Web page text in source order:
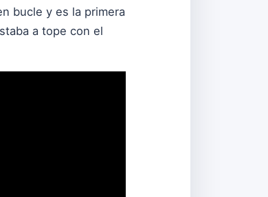
bucle y es la primera
a tope con el